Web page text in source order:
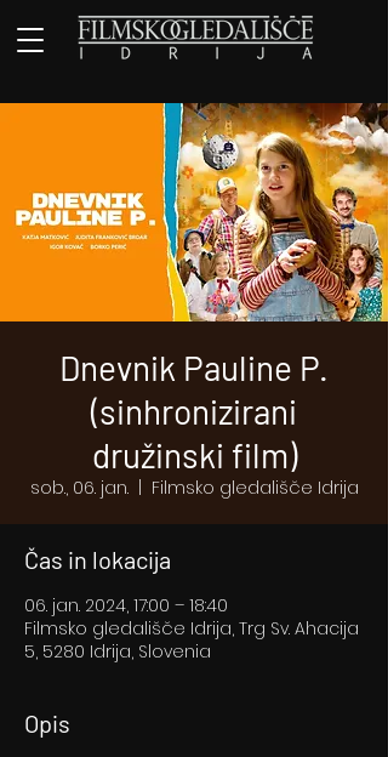
Dnevnik Pauline P.
(sinhronizirani
družinski film)
sob., 06. jan.
  |
Filmsko gledališče Idrija
Čas in lokacija
06. jan. 2024, 17:00 – 18:40
Filmsko gledališče Idrija, Trg Sv. Ahacija
5, 5280 Idrija, Slovenia
Opis